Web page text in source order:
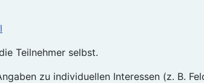
Teilnehmer selbst.
zu individuellen Interessen (z. B.